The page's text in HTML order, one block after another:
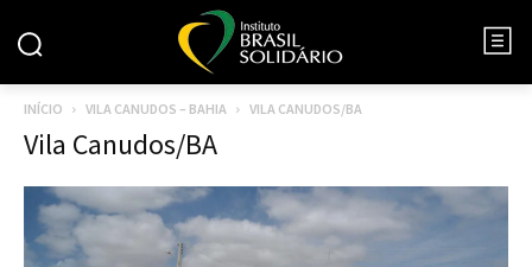
INÍCIO VILA CANUDOS – BAHIA VILA CANUDOS/BA
Vila Canudos/BA